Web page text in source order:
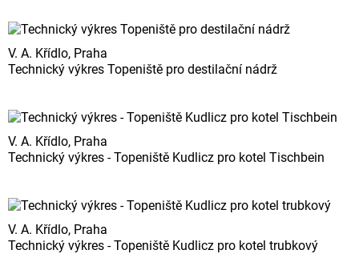
V. A. Křídlo, Praha
Technický výkres Topeniště pro destilační nádrž
V. A. Křídlo, Praha
Technický výkres - Topeniště Kudlicz pro kotel Tischbein
V. A. Křídlo, Praha
Technický výkres - Topeniště Kudlicz pro kotel trubkový